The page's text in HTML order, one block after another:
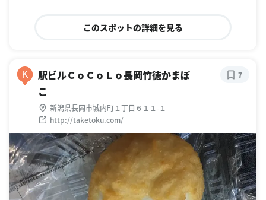
このスポットの詳細を見る
K
駅ビルＣｏＣｏＬｏ長岡竹徳かまぼ
こ
新潟県長岡市城内町１丁目６１１-１
http://taketoku.com/
7